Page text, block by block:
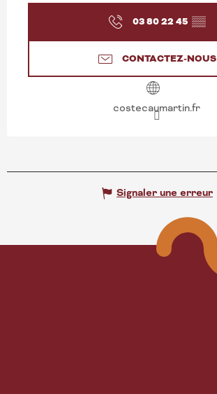
03 80 22 45 ▒▒
CONTACTEZ-NOUS
costecaumartin.fr
Signaler une erreur